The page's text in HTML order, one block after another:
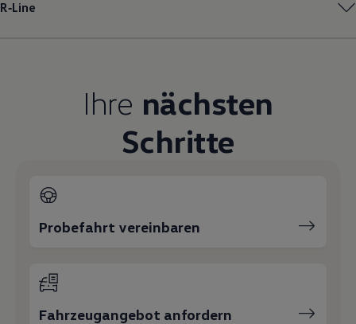
Pannen- und Unfallhilfe
Volkswagen Kundenbetreuung
R‑Line
Ihre nächsten
Schritte
Probefahrt vereinbaren
Fahrzeugangebot anfordern